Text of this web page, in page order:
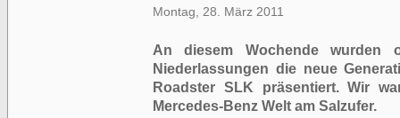
Montag, 28. März 2011
An diesem Wochende wurden
Niederlassungen die neue
Roadster SLK präsentiert. Wir
Mercedes-Benz Welt am Salzufer.